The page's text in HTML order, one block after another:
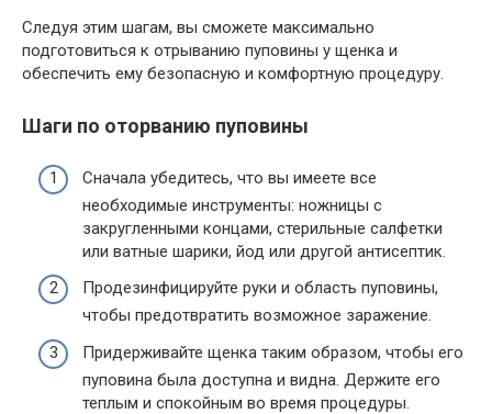
Следуя этим шагам, вы сможете максимально
подготовиться к отрыванию пуповины у щенка и
обеспечить ему безопасную и комфортную процедуру.
Шаги по оторванию пуповины
Сначала убедитесь, что вы имеете все
необходимые инструменты: ножницы с
закругленными концами, стерильные салфетки
или ватные шарики, йод или другой антисептик.
Продезинфицируйте руки и область пуповины,
чтобы предотвратить возможное заражение.
Придерживайте щенка таким образом, чтобы его
пуповина была доступна и видна. Держите его
теплым и спокойным во время процедуры.